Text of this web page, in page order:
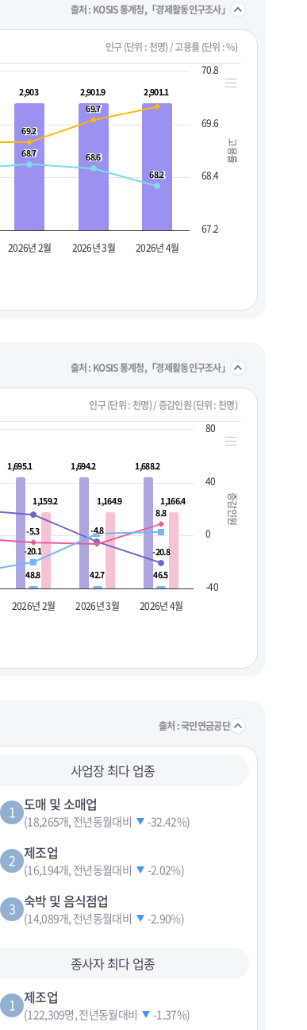
출처 : KOSIS 통계청,「경제활동인구조사」
인구 (단위 : 천명) / 고용률 (단위 : %)
고용률
2,903
2,903 2,901.9
2,901.9 2,901.1
2,901.1
68.7
68.7 68.6
68.6
68.2
68.2
69.2
69.2
69.7
69.7
2026년 2월 2026년 3월 2026년 4월
67.2
68.4
69.6
70.8
출처 : KOSIS 통계청,「경제활동인구조사」접기/
인구 (단위 : 천명) / 증감인원 (단위 : 천명)
증감인원
1,695.1
1,695.1 1,694.2
1,694.2 1,688.2
1,688.2
48.8
48.8 42.7
42.7 46.5
46.5
1,159.2
1,159.2 1,164.9
1,164.9 1,166.4
1,166.4
-4.8
-4.8
-20.8
-20.8
-5.3
-5.3
8.8
8.8
-20.1
-20.1
2026년 2월 2026년 3월 2026년 4월
-40
0
40
80
출처 : 국민연금공단
접기/
사업장 최다 업종
1 도매 및 소매업
(18,265개, 전년동월대비 -32.42%)
2 제조업
(16,194개, 전년동월대비 -2.02%)
3 숙박 및 음식점업
(14,089개, 전년동월대비 -2.90%)
종사자 최다 업종
1 제조업
(122,309명, 전년동월대비 -1.37%)